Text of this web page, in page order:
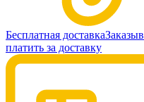
Бесплатная доставка
платить за доставку